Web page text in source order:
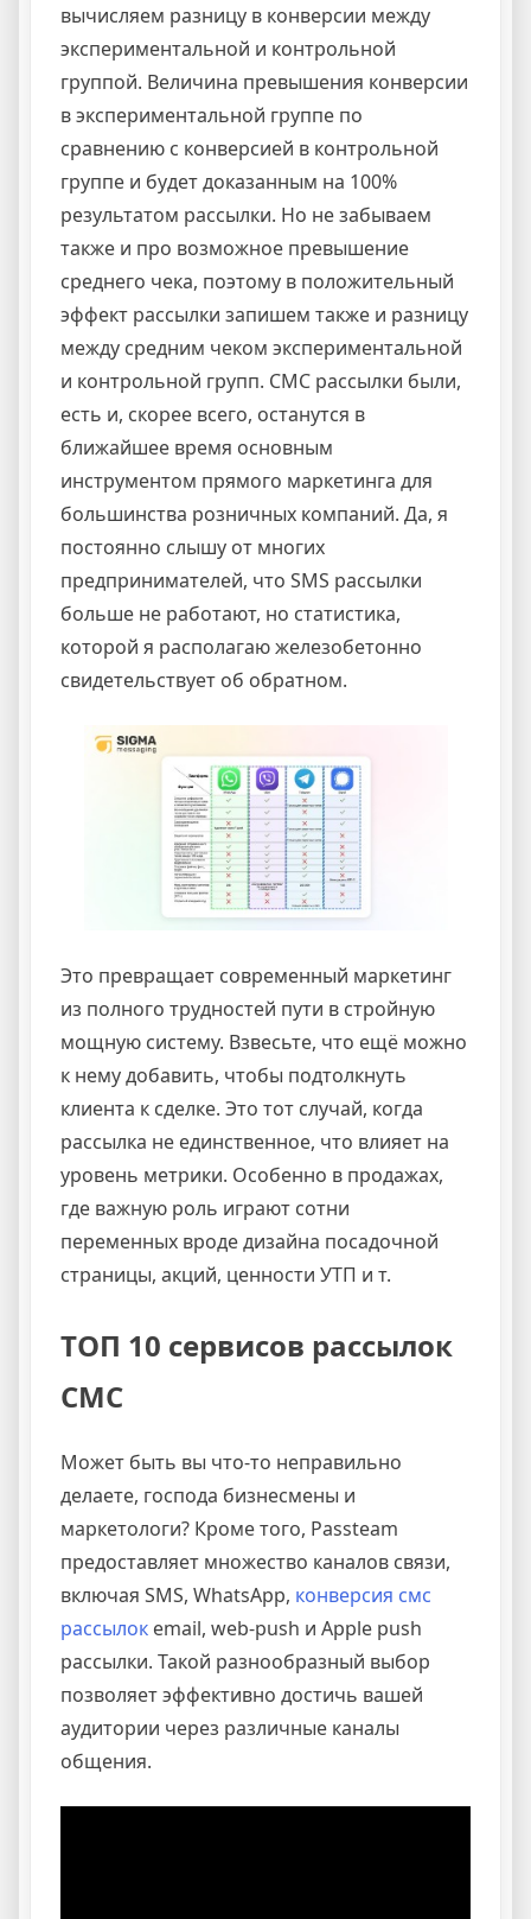
вычисляем разницу в конверсии между
экспериментальной и контрольной
группой. Величина превышения конверсии
в экспериментальной группе по
сравнению с конверсией в контрольной
группе и будет доказанным на 100%
результатом рассылки. Но не забываем
также и про возможное превышение
среднего чека, поэтому в положительный
эффект рассылки запишем также и разницу
между средним чеком экспериментальной
и контрольной групп. СМС рассылки были,
есть и, скорее всего, останутся в
ближайшее время основным
инструментом прямого маркетинга для
большинства розничных компаний. Да, я
постоянно слышу от многих
предпринимателей, что SMS рассылки
больше не работают, но статистика,
которой я располагаю железобетонно
свидетельствует об обратном.
Это превращает современный маркетинг
из полного трудностей пути в стройную
мощную систему. Взвесьте, что ещё можно
к нему добавить, чтобы подтолкнуть
клиента к сделке. Это тот случай, когда
рассылка не единственное, что влияет на
уровень метрики. Особенно в продажах,
где важную роль играют сотни
переменных вроде дизайна посадочной
страницы, акций, ценности УТП и т.
ТОП 10 сервисов рассылок
СМС
Может быть вы что-то неправильно
делаете, господа бизнесмены и
маркетологи? Кроме того, Passteam
предоставляет множество каналов связи,
включая SMS, WhatsApp, конверсия смс
рассылок email, web-push и Apple push
рассылки. Такой разнообразный выбор
позволяет эффективно достичь вашей
аудитории через различные каналы
общения.